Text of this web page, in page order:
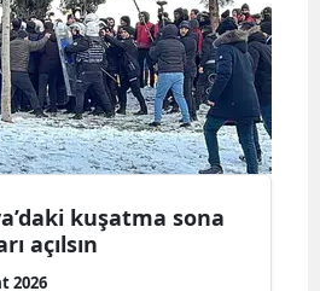
kuşatma sona
açılsın
2026